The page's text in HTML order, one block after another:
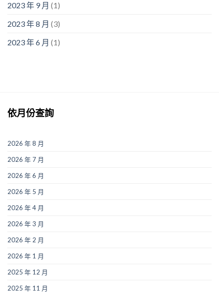
2023 年 9 月 (1)
2023 年 8 月 (3)
2023 年 6 月 (1)
依月份查詢
2026 年 8 月
2026 年 7 月
2026 年 6 月
2026 年 5 月
2026 年 4 月
2026 年 3 月
2026 年 2 月
2026 年 1 月
2025 年 12 月
2025 年 11 月